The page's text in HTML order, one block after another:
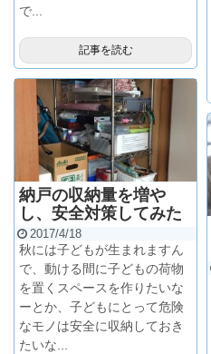
で...
記事を読む
納戸の収納量を増や
し、安全対策してみた
2017/4/18
秋には子どもが生まれますん
で、動ける間に子どもの荷物
を置くスペースを作りたいな
ーとか、子どもにとって危険
なモノは安全に収納しておき
たいな...